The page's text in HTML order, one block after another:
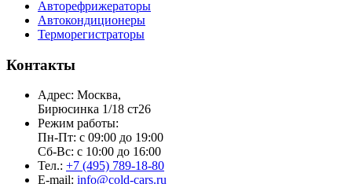
Авторефрижераторы
Автокондиционеры
Терморегистраторы
Контакты
Адрес: Москва,
Бирюсинка 1/18 ст26 ​
Режим работы:
Пн-Пт: с 09:00 до 19:00
Сб-Вс: с 10:00 до 16:00
Тел.: +7 (495) 789-18-80
E-mail: info@cold-cars.ru